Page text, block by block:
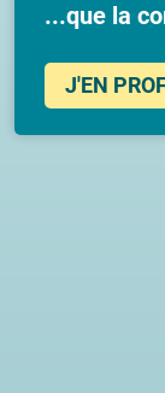
...que la
J'EN